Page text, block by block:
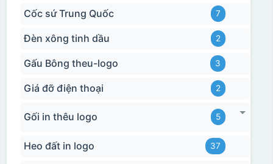
Cốc sứ Trung Quốc 7
Đèn xông tinh dầu 2
Gấu Bông theu-logo 3
Giá đỡ điện thoại 2
Gối in thêu logo 5
Heo đất in logo 37